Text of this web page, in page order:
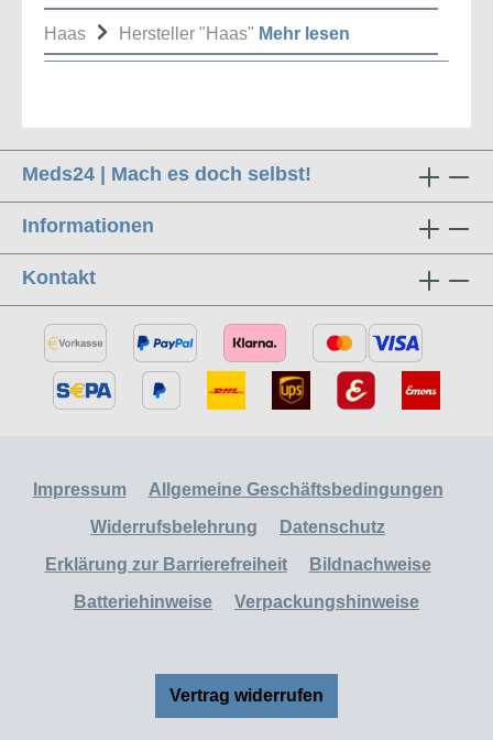
Haas Hersteller "Haas" Mehr lesen
Meds24 | Mach es doch selbst!
Informationen
Kontakt
Impressum
Allgemeine Geschäftsbedingungen
Widerrufsbelehrung
Datenschutz
Erklärung zur Barrierefreiheit
Bildnachweise
Batteriehinweise
Verpackungshinweise
Vertrag widerrufen